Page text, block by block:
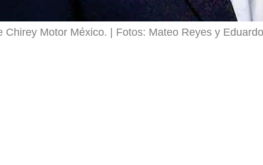
Chirey Motor México. Fotos: Mateo Reyes y